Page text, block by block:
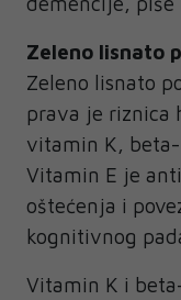
Zeleno lisnato
Zeleno lisnato
prava je
vitamin K,
Vitamin E je
oštećenja i
kognitivnog
Vitamin K i